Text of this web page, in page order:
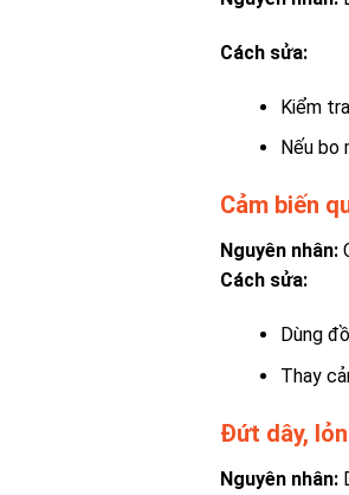
Cách sửa:
Kiểm
Nếu bo
Cảm biến
Nguyên nhân:
Cách sửa:
Dùng
Thay
Đứt dây,
Nguyên nhân: